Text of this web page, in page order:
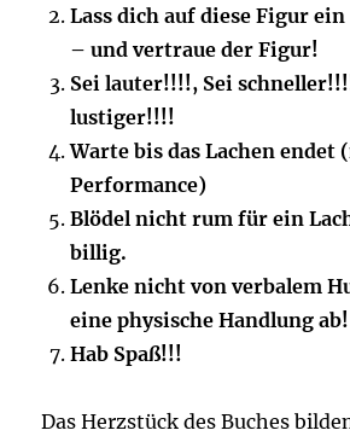
Lass dich auf diese Figur
– und vertraue der Figur!
Sei lauter!!!!, Sei
lustiger!!!!
Warte bis das Lachen endet
Performance)
Blödel nicht rum für ein
billig.
Lenke nicht von verbalem
eine physische Handlung ab!
Hab Spaß!!!
Das Herzstück des Buches